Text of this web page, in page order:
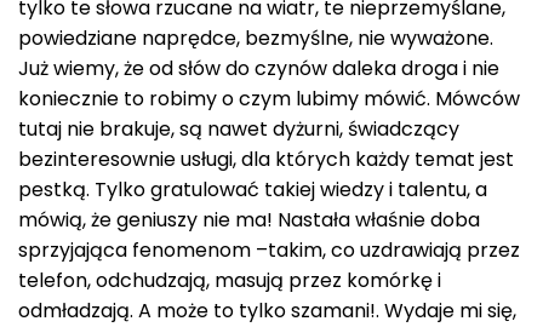
tylko te słowa rzucane na wiatr, te nieprzemyślane,
powiedziane naprędce, bezmyślne, nie wyważone.
Już wiemy, że od słów do czynów daleka droga i nie
koniecznie to robimy o czym lubimy mówić. Mówców
tutaj nie brakuje, są nawet dyżurni, świadczący
bezinteresownie usługi, dla których każdy temat jest
pestką. Tylko gratulować takiej wiedzy i talentu, a
mówią, że geniuszy nie ma! Nastała właśnie doba
sprzyjająca fenomenom –takim, co uzdrawiają przez
telefon, odchudzają, masują przez komórkę i
odmładzają. A może to tylko szamani!. Wydaje mi się,